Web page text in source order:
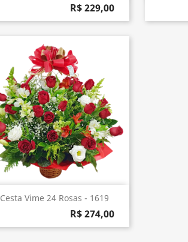
R$ 229,00
Cesta Vime 24 Rosas - 1619
R$ 274,00
Visualização rápida